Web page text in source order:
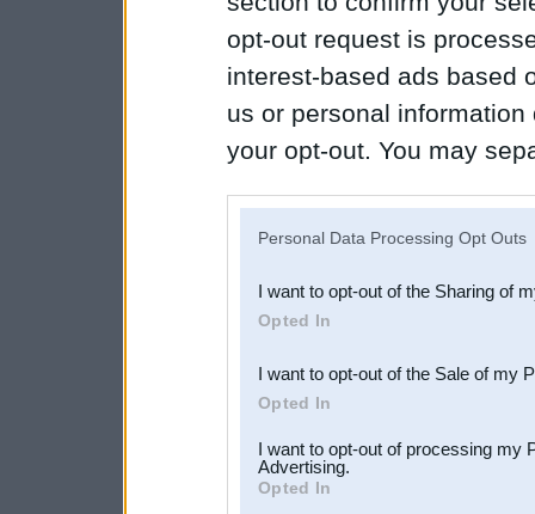
opt-out request is
interest-based ads based
us or personal
your opt-out. You may
Downstream Participants
third parties.
Personal Data Processing Opt Outs
I want to opt-out of the Sharing of
Opted In
I want to opt-out of the Sale of my
Opted In
I want to opt-out of processing my
Advertising.
Opted In